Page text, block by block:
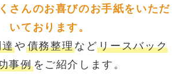
さんのお喜びのお手紙をいただ
いております。
達や 債務整理などリースバック
事例をご紹介します。